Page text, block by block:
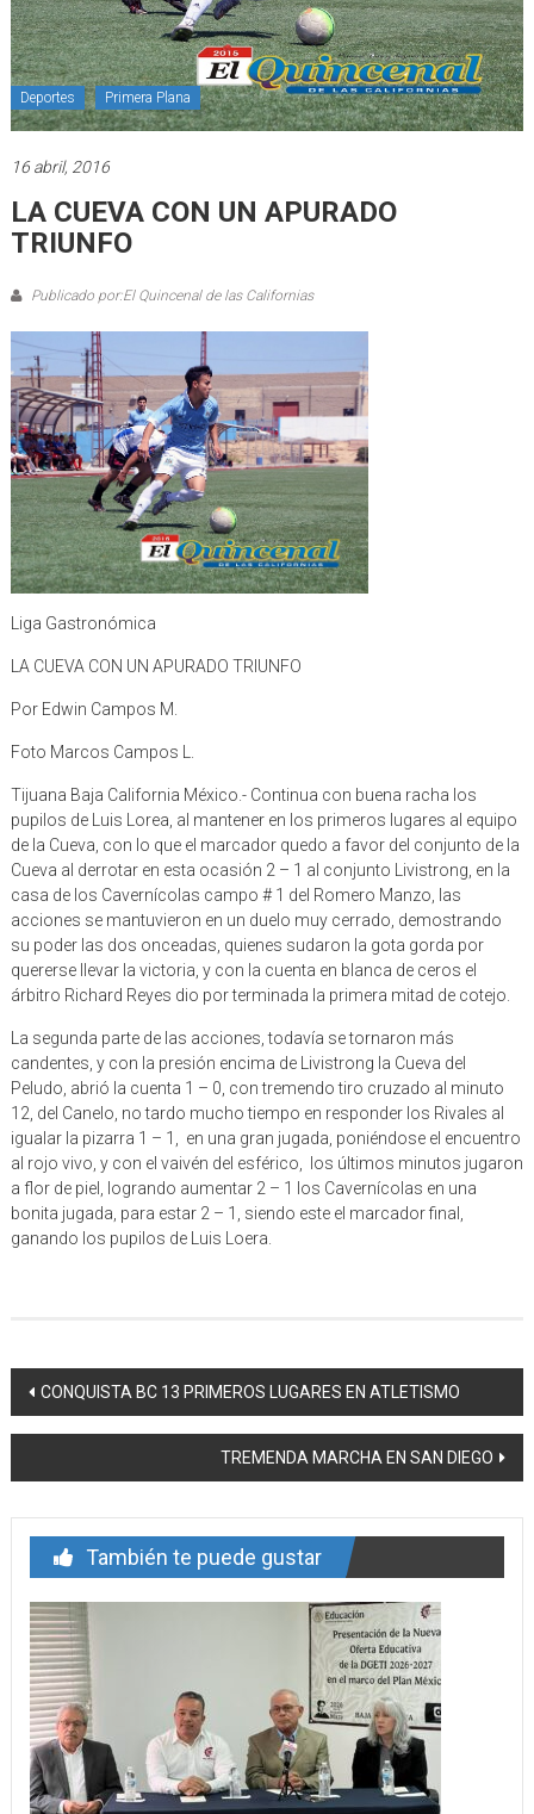
Deportes Primera Plana
16 abril, 2016
LA CUEVA CON UN APURADO
TRIUNFO
Publicado por:El Quincenal de las Californias
Liga Gastronómica
LA CUEVA CON UN APURADO TRIUNFO
Por Edwin Campos M.
Foto Marcos Campos L.
Tijuana Baja California México.- Continua con buena racha los
pupilos de Luis Lorea, al mantener en los primeros lugares al equipo
de la Cueva, con lo que el marcador quedo a favor del conjunto de la
Cueva al derrotar en esta ocasión 2 – 1 al conjunto Livistrong, en la
casa de los Cavernícolas campo # 1 del Romero Manzo, las
acciones se mantuvieron en un duelo muy cerrado, demostrando
su poder las dos onceadas, quienes sudaron la gota gorda por
quererse llevar la victoria, y con la cuenta en blanca de ceros el
árbitro Richard Reyes dio por terminada la primera mitad de cotejo.
La segunda parte de las acciones, todavía se tornaron más
candentes, y con la presión encima de Livistrong la Cueva del
Peludo, abrió la cuenta 1 – 0, con tremendo tiro cruzado al minuto
12, del Canelo, no tardo mucho tiempo en responder los Rivales al
igualar la pizarra 1 – 1, en una gran jugada, poniéndose el encuentro
al rojo vivo, y con el vaivén del esférico, los últimos minutos jugaron
a flor de piel, logrando aumentar 2 – 1 los Cavernícolas en una
bonita jugada, para estar 2 – 1, siendo este el marcador final,
ganando los pupilos de Luis Loera.
Navegación
de
entrada
CONQUISTA BC 13 PRIMEROS LUGARES EN ATLETISMO
TREMENDA MARCHA EN SAN DIEGO
También te puede gustar